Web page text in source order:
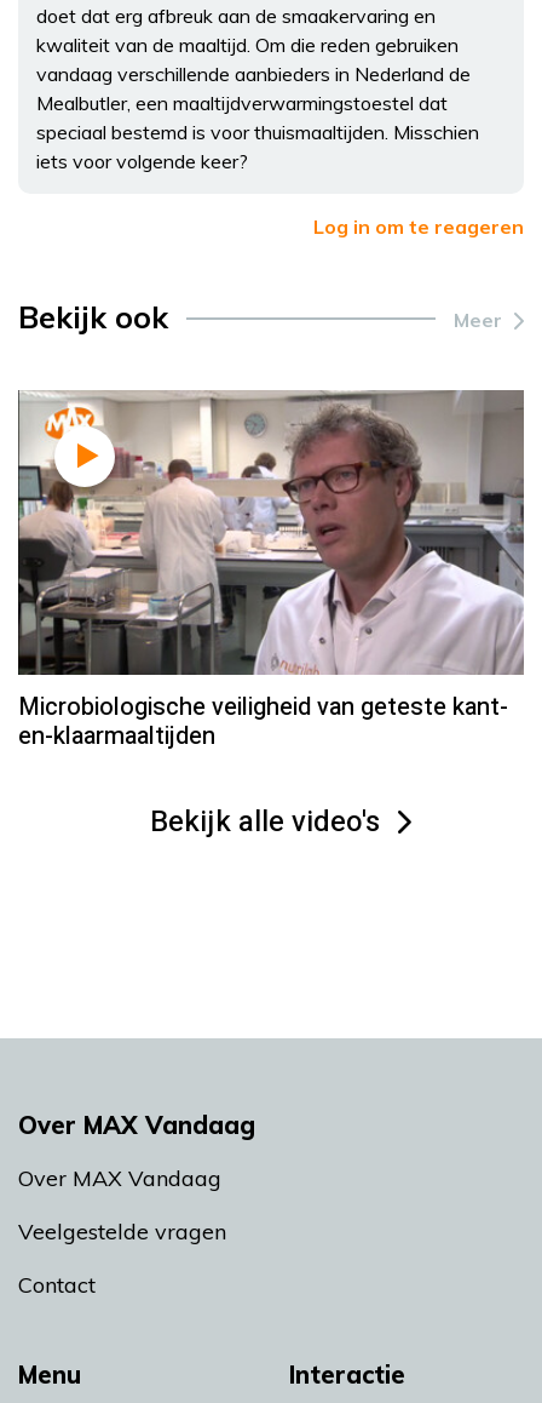
doet dat erg afbreuk aan de smaakervaring en
kwaliteit van de maaltijd. Om die reden gebruiken
vandaag verschillende aanbieders in Nederland de
Mealbutler, een maaltijdverwarmingstoestel dat
speciaal bestemd is voor thuismaaltijden. Misschien
iets voor volgende keer?
Log in om te reageren
Bekijk ook Meer
Microbiologische veiligheid van geteste kant-
en-klaarmaaltijden
Bekijk alle video's
Menu Interactie
Over MAX Vandaag
Over MAX Vandaag
Veelgestelde vragen
Contact